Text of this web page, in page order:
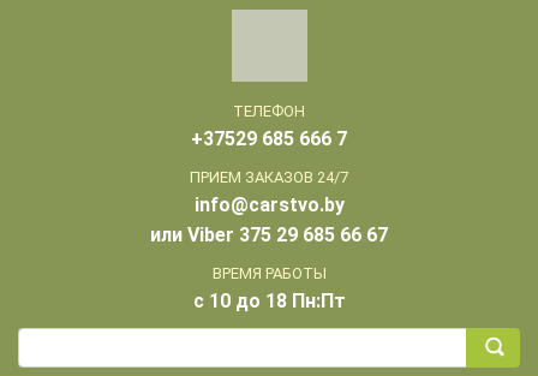
ТЕЛЕФОН
+37529 685 666 7
ПРИЕМ ЗАКАЗОВ 24/7
info@carstvo.by
или Viber 375 29 685 66 67
ВРЕМЯ РАБОТЫ
с 10 до 18 Пн:Пт